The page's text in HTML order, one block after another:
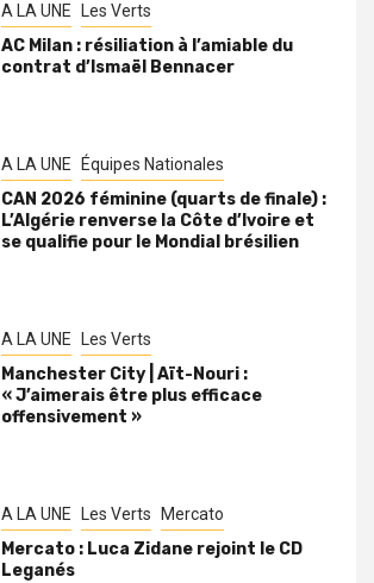
A LA UNE Les Verts
AC Milan : résiliation à l’amiable du
contrat d’Ismaël Bennacer
A LA UNE Équipes Nationales
CAN 2026 féminine (quarts de finale) :
L’Algérie renverse la Côte d’Ivoire et
se qualifie pour le Mondial brésilien
A LA UNE Les Verts
Manchester City | Aït-Nouri :
« J’aimerais être plus efficace
offensivement »
A LA UNE Les Verts Mercato
Mercato : Luca Zidane rejoint le CD
Leganés